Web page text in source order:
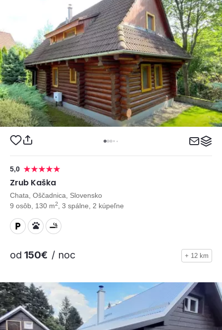
5,0
Zrub Kaška
Chata, Oščadnica, Slovensko
9 osôb, 130 m2 , 3 spálne, 2 kúpeľne
od 150€ / noc + 12 km